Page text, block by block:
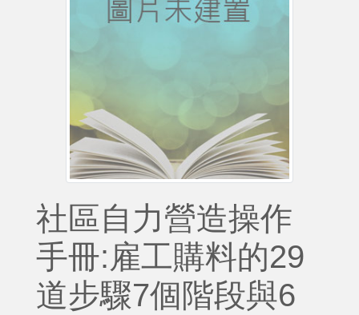
社區自力營造操作
手冊:雇工購料的29
道步驟7個階段與6